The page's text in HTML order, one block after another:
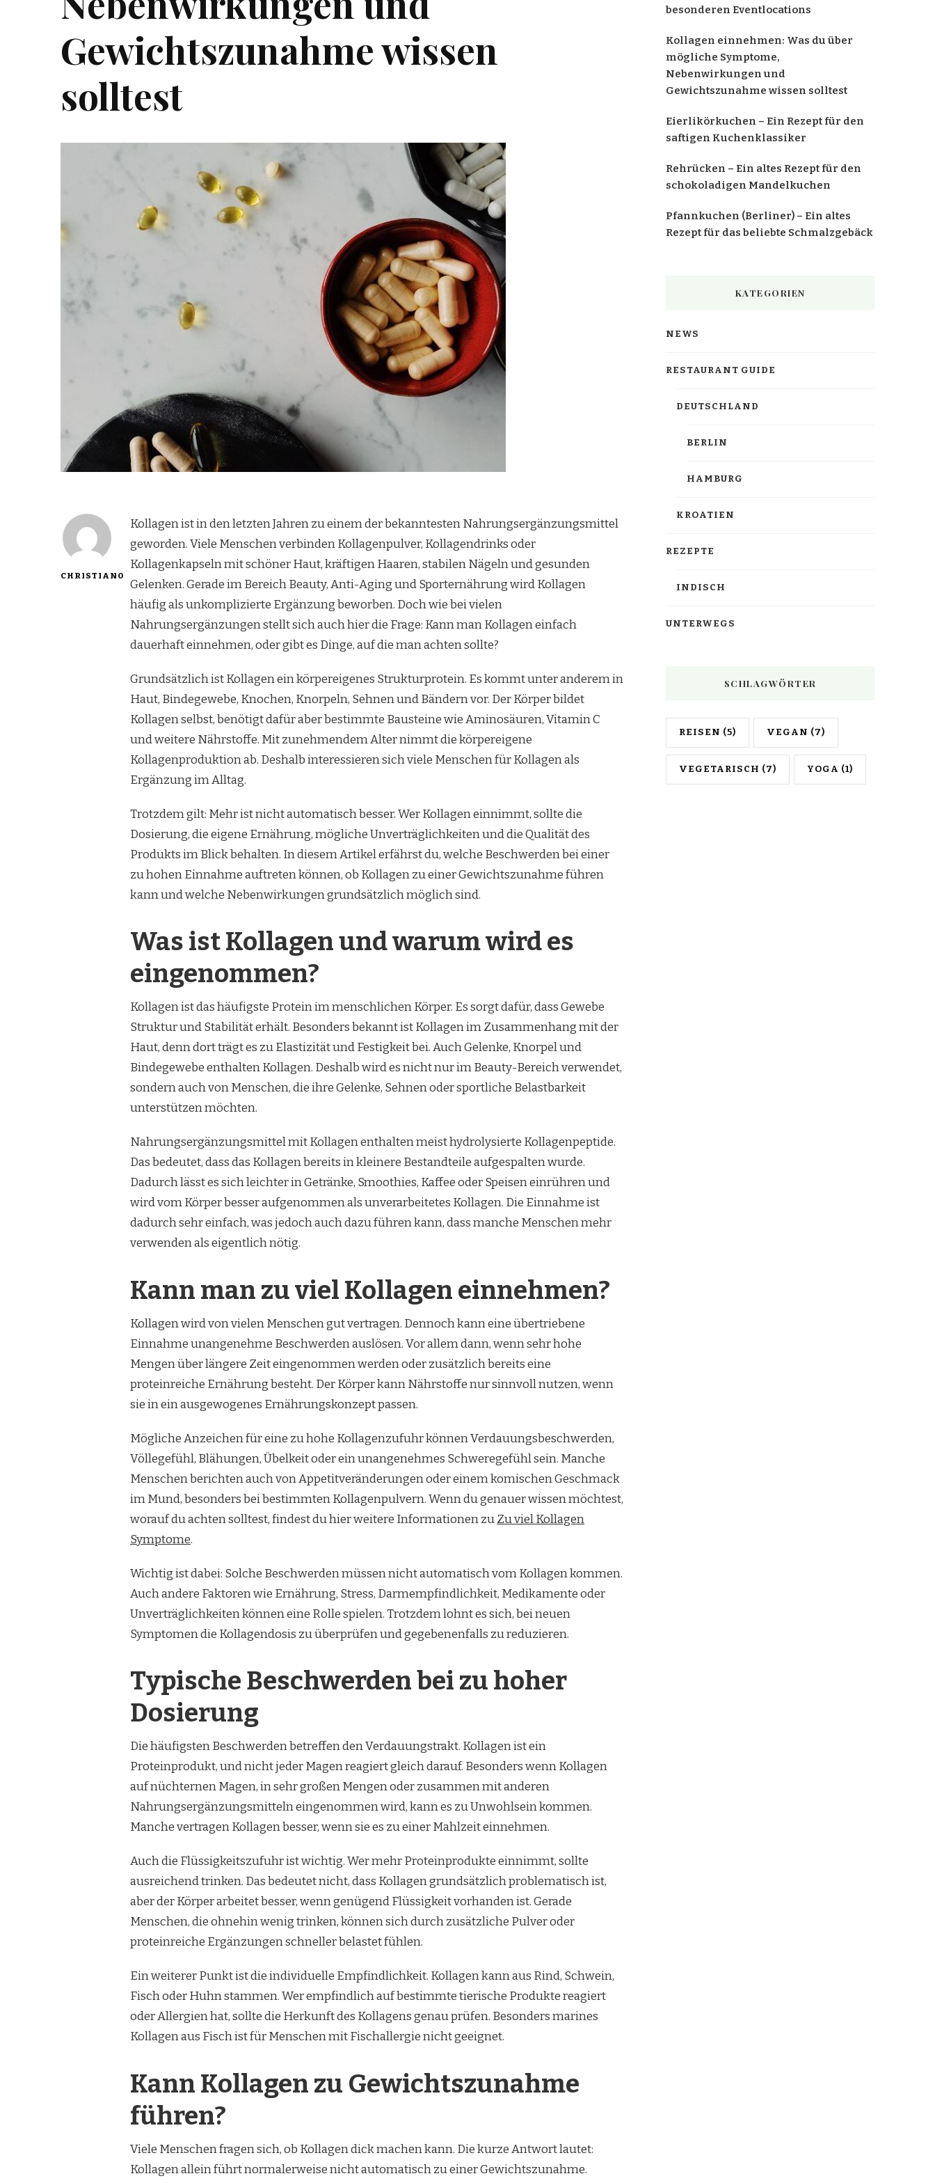
Gewichtszunahme wissen
solltest
CHRISTIANO
Kollagen ist in den letzten Jahren zu einem der bekanntesten Nahrungsergänzungsmittel
geworden. Viele Menschen verbinden Kollagenpulver, Kollagendrinks oder
Kollagenkapseln mit schöner Haut, kräftigen Haaren, stabilen Nägeln und gesunden
Gelenken. Gerade im Bereich Beauty, Anti-Aging und Sporternährung wird Kollagen
häufig als unkomplizierte Ergänzung beworben. Doch wie bei vielen
Nahrungsergänzungen stellt sich auch hier die Frage: Kann man Kollagen einfach
dauerhaft einnehmen, oder gibt es Dinge, auf die man achten sollte?
Grundsätzlich ist Kollagen ein körpereigenes Strukturprotein. Es kommt unter anderem in
Haut, Bindegewebe, Knochen, Knorpeln, Sehnen und Bändern vor. Der Körper bildet
Kollagen selbst, benötigt dafür aber bestimmte Bausteine wie Aminosäuren, Vitamin C
und weitere Nährstoffe. Mit zunehmendem Alter nimmt die körpereigene
Kollagenproduktion ab. Deshalb interessieren sich viele Menschen für Kollagen als
Ergänzung im Alltag.
Trotzdem gilt: Mehr ist nicht automatisch besser. Wer Kollagen einnimmt, sollte die
Dosierung, die eigene Ernährung, mögliche Unverträglichkeiten und die Qualität des
Produkts im Blick behalten. In diesem Artikel erfährst du, welche Beschwerden bei einer
zu hohen Einnahme auftreten können, ob Kollagen zu einer Gewichtszunahme führen
kann und welche Nebenwirkungen grundsätzlich möglich sind.
Was ist Kollagen und warum wird es
eingenommen?
Kollagen ist das häufigste Protein im menschlichen Körper. Es sorgt dafür, dass Gewebe
Struktur und Stabilität erhält. Besonders bekannt ist Kollagen im Zusammenhang mit der
Haut, denn dort trägt es zu Elastizität und Festigkeit bei. Auch Gelenke, Knorpel und
Bindegewebe enthalten Kollagen. Deshalb wird es nicht nur im Beauty-Bereich verwendet,
sondern auch von Menschen, die ihre Gelenke, Sehnen oder sportliche Belastbarkeit
unterstützen möchten.
Nahrungsergänzungsmittel mit Kollagen enthalten meist hydrolysierte Kollagenpeptide.
Das bedeutet, dass das Kollagen bereits in kleinere Bestandteile aufgespalten wurde.
Dadurch lässt es sich leichter in Getränke, Smoothies, Kaffee oder Speisen einrühren und
wird vom Körper besser aufgenommen als unverarbeitetes Kollagen. Die Einnahme ist
dadurch sehr einfach, was jedoch auch dazu führen kann, dass manche Menschen mehr
verwenden als eigentlich nötig.
Kann man zu viel Kollagen einnehmen?
Kollagen wird von vielen Menschen gut vertragen. Dennoch kann eine übertriebene
Einnahme unangenehme Beschwerden auslösen. Vor allem dann, wenn sehr hohe
Mengen über längere Zeit eingenommen werden oder zusätzlich bereits eine
proteinreiche Ernährung besteht. Der Körper kann Nährstoffe nur sinnvoll nutzen, wenn
sie in ein ausgewogenes Ernährungskonzept passen.
Mögliche Anzeichen für eine zu hohe Kollagenzufuhr können Verdauungsbeschwerden,
Völlegefühl, Blähungen, Übelkeit oder ein unangenehmes Schweregefühl sein. Manche
Menschen berichten auch von Appetitveränderungen oder einem komischen Geschmack
im Mund, besonders bei bestimmten Kollagenpulvern. Wenn du genauer wissen möchtest,
worauf du achten solltest, findest du hier weitere Informationen zuZu viel Kollagen
Symptome.
Wichtig ist dabei: Solche Beschwerden müssen nicht automatisch vom Kollagen kommen.
Auch andere Faktoren wie Ernährung, Stress, Darmempfindlichkeit, Medikamente oder
Unverträglichkeiten können eine Rolle spielen. Trotzdem lohnt es sich, bei neuen
Symptomen die Kollagendosis zu überprüfen und gegebenenfalls zu reduzieren.
Typische Beschwerden bei zu hoher
Dosierung
Die häufigsten Beschwerden betreffen den Verdauungstrakt. Kollagen ist ein
Proteinprodukt, und nicht jeder Magen reagiert gleich darauf. Besonders wenn Kollagen
auf nüchternen Magen, in sehr großen Mengen oder zusammen mit anderen
Nahrungsergänzungsmitteln eingenommen wird, kann es zu Unwohlsein kommen.
Manche vertragen Kollagen besser, wenn sie es zu einer Mahlzeit einnehmen.
Auch die Flüssigkeitszufuhr ist wichtig. Wer mehr Proteinprodukte einnimmt, sollte
ausreichend trinken. Das bedeutet nicht, dass Kollagen grundsätzlich problematisch ist,
aber der Körper arbeitet besser, wenn genügend Flüssigkeit vorhanden ist. Gerade
Menschen, die ohnehin wenig trinken, können sich durch zusätzliche Pulver oder
proteinreiche Ergänzungen schneller belastet fühlen.
Ein weiterer Punkt ist die individuelle Empfindlichkeit. Kollagen kann aus Rind, Schwein,
Fisch oder Huhn stammen. Wer empfindlich auf bestimmte tierische Produkte reagiert
oder Allergien hat, sollte die Herkunft des Kollagens genau prüfen. Besonders marines
Kollagen aus Fisch ist für Menschen mit Fischallergie nicht geeignet.
Kann Kollagen zu Gewichtszunahme
führen?
Viele Menschen fragen sich, ob Kollagen dick machen kann. Die kurze Antwort lautet:
Kollagen allein führt normalerweise nicht automatisch zu einer Gewichtszunahme.
besonderen Eventlocations
Kollagen einnehmen: Was du über
mögliche Symptome,
Nebenwirkungen und
Gewichtszunahme wissen solltest
Eierlikörkuchen – Ein Rezept für den
saftigen Kuchenklassiker
Rehrücken – Ein altes Rezept für den
schokoladigen Mandelkuchen
Pfannkuchen (Berliner) – Ein altes
Rezept für das beliebte Schmalzgebäck
KATEGORIEN
NEWS
RESTAURANT GUIDE
DEUTSCHLAND
BERLIN
HAMBURG
KROATIEN
REZEPTE
INDISCH
UNTERWEGS
SCHLAGWÖRTER
REISEN (5) VEGAN (7)
VEGETARISCH (7) YOGA (1)